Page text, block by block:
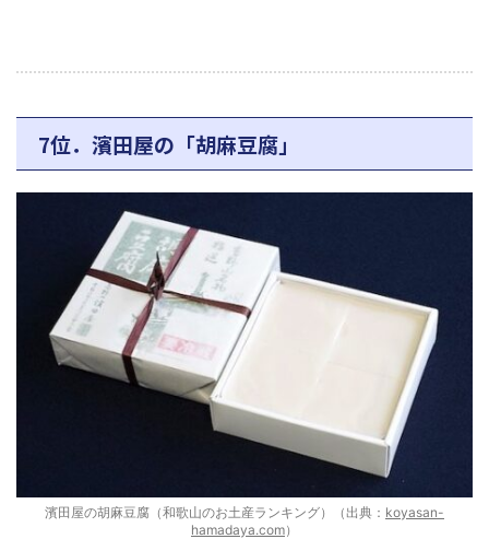
7位．濱田屋の「胡麻豆腐」
濱田屋の胡麻豆腐（和歌山のお土産ランキング）（出典： koyasan-
hamadaya.com）